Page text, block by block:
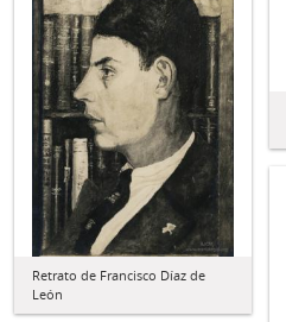
Retrato de Francisco Díaz de
León